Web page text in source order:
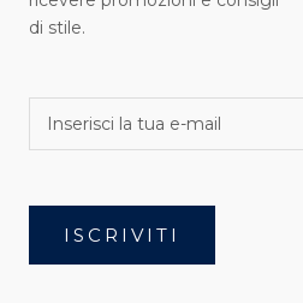
di stile.
ISCRIVITI